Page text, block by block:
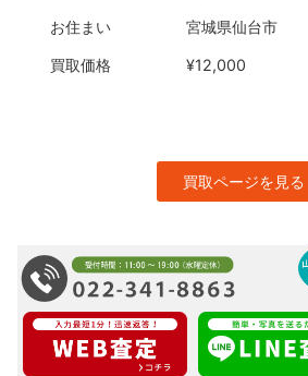
お住まい 宮城県仙台市
買取価格 ¥12,000
買取ページを見る